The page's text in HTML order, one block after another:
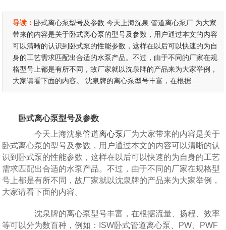
导读： 卧式离心泵型号及参数 今天上海沈泉 管道离心泵厂 为大家
带来的内容是关于卧式离心泵的型号及参数，用户通过本文的内容
可以清晰的认识到卧式泵的性能参数，这样在以后可以快速的为自
身的工艺需求匹配出合适的水泵产品。不过，由于不同的厂家在规
格型号上都是有所不同，故厂家就以沈泉牌的产品来为大家举例，
大家请看下面的内容。 沈泉牌的离心泵型号丰富，在根据...
卧式离心泵型号及参数
今天上海沈泉管道离心泵厂为大家带来的内容是关于
卧式离心泵的型号及参数，用户通过本文的内容可以清晰的认
识到卧式泵的性能参数，这样在以后可以快速的为自身的工艺
需求匹配出合适的水泵产品。不过，由于不同的厂家在规格型
号上都是有所不同，故厂家就以沈泉牌的产品来为大家举例，
大家请看下面的内容。
沈泉牌的离心泵型号丰富，在根据流量、扬程、效率
等可以分为数百种，例如：ISW卧式管道离心泵、PW、PWF